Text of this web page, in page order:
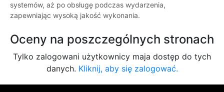
systemów, aż po obsługę podczas wydarzenia,
zapewniając wysoką jakość wykonania.
Oceny na poszczególnych stronach
Tylko zalogowani użytkownicy maja dostęp do tych
danych. Kliknij, aby się zalogować.